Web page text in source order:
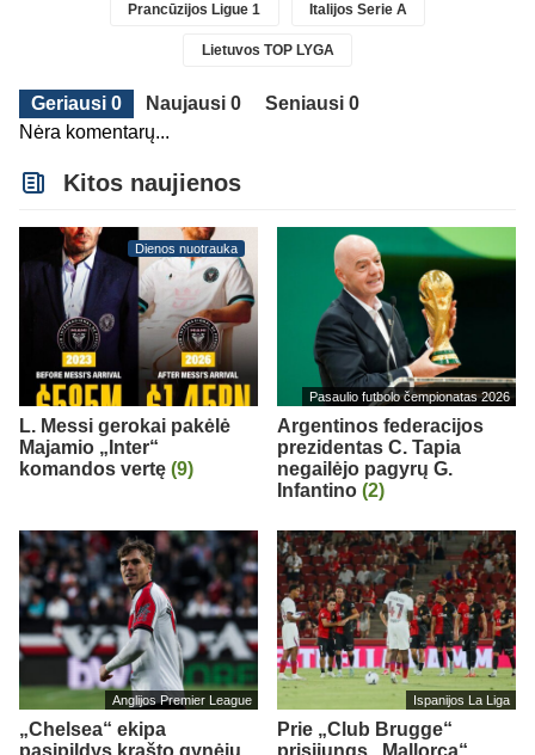
Prancūzijos Ligue 1 Italijos Serie A
Lietuvos TOP LYGA
Geriausi 0 Naujausi 0
Seniausi 0
Nėra komentarų...
Kitos naujienos
Dienos nuotrauka
L. Messi gerokai pakėlė
Majamio „Inter“
komandos vertę (9)
Pasaulio futbolo čempionatas 2026
Argentinos federacijos
prezidentas C. Tapia
negailėjo pagyrų G.
Infantino (2)
Anglijos Premier League
„Chelsea“ ekipa
pasipildys krašto gynėju
Ispanijos La Liga
Prie „Club Brugge“
prisijungs „Mallorca“